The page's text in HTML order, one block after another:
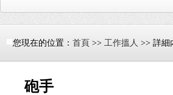
您現在的位置： 首頁 >> 工作搵人 >> 詳細
砲手